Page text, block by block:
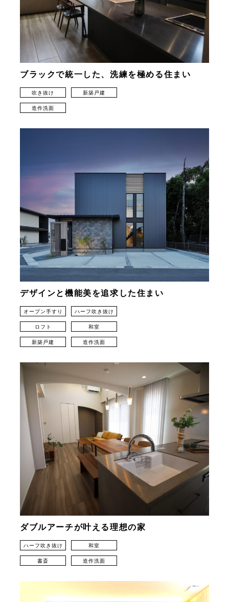
ブラックで統一した、洗練を極める住まい
吹き抜け 新築戸建
造作洗面
デザインと機能美を追求した住まい
オープン手すり ハーフ吹き抜け
ロフト 和室
新築戸建 造作洗面
ダブルアーチが叶える理想の家
ハーフ吹き抜け 和室
書斎 造作洗面